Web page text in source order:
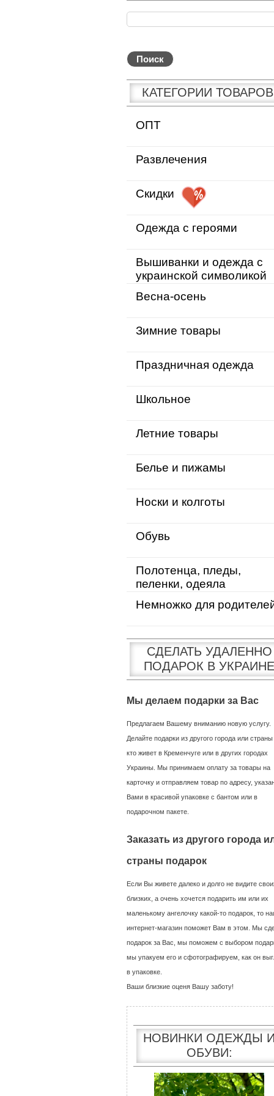
КАТЕГОРИИ
ОПТ
Развлечения
Скидки
Одежда с героями
Вышиванки и одежда с
украинской символикой
Весна-осень
Зимние товары
Праздничная одежда
Школьное
Летние товары
Белье и пижамы
Носки и колготы
Обувь
Полотенца, пледы,
пеленки, одеяла
Немножко для
СДЕЛАТЬ УДАЛЕННО
ПОДАРОК В УКРАИНЕ
Мы делаем подарки за Вас
Предлагаем Вашему вниманию новую услугу.
Делайте подарки из другого города или страны
кто живет в Кременчуге или в других городах
Украины. Мы принимаем оплату за товары на
карточку и отправляем товар по адресу,
Вами в красивой упаковке с бантом или в
подарочном пакете.
Заказать из другого города
страны подарок
Если Вы живете далеко и долго не видите
близких, а очень хочется подарить им или их
маленькому ангелочку какой-то подарок, то
интернет-магазин поможет Вам в этом. Мы
подарок за Вас, мы поможем с выбором
мы упакуем его и сфотографируем, как он
в упаковке.
Ваши близкие оценя Вашу заботу!
НОВИНКИ ОДЕЖДЫ И
ОБУВИ: